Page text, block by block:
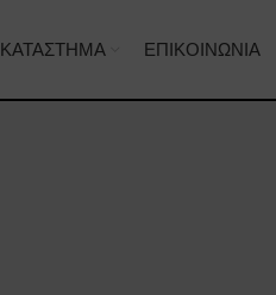
ΚΑΤΆΣΤΗΜΑ ΕΠΙΚΟΙΝΩΝΊΑ